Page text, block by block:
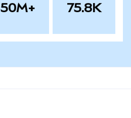
50M+ 75.8K